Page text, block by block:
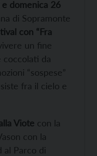
e domenica 26
di Sopramonte
con “Fra
un fine
coccolati da
“sospese”
fra il cielo e
Viote con la
con la
al Parco di